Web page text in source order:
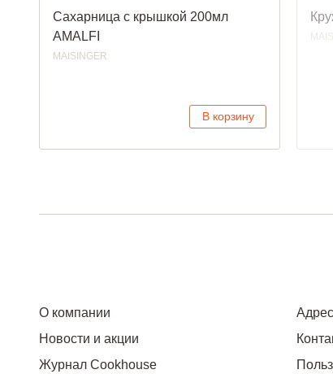
Сахарница с крышкой 200мл
AMALFI
MAISINGER
В корзину
О компании
Новости и акции
Журнал Cookhouse